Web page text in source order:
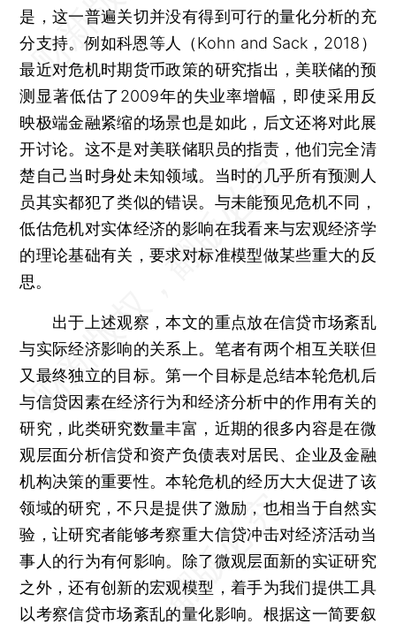
是，这一普遍关切并没有得到可行的量化分析的充
分支持。例如科恩等人（Kohn and Sack，2018）
最近对危机时期货币政策的研究指出，美联储的预
测显著低估了2009年的失业率增幅，即使采用反
映极端金融紧缩的场景也是如此，后文还将对此展
开讨论。这不是对美联储职员的指责，他们完全清
楚自己当时身处未知领域。当时的几乎所有预测人
员其实都犯了类似的错误。与未能预见危机不同，
低估危机对实体经济的影响在我看来与宏观经济学
的理论基础有关，要求对标准模型做某些重大的反
思。
出于上述观察，本文的重点放在信贷市场紊乱
与实际经济影响的关系上。笔者有两个相互关联但
又最终独立的目标。第一个目标是总结本轮危机后
与信贷因素在经济行为和经济分析中的作用有关的
研究，此类研究数量丰富，近期的很多内容是在微
观层面分析信贷和资产负债表对居民、企业及金融
机构决策的重要性。本轮危机的经历大大促进了该
领域的研究，不只是提供了激励，也相当于自然实
验，让研究者能够考察重大信贷冲击对经济活动当
事人的行为有何影响。除了微观层面新的实证研究
之外，还有创新的宏观模型，着手为我们提供工具
以考察信贷市场紊乱的量化影响。根据这一简要叙